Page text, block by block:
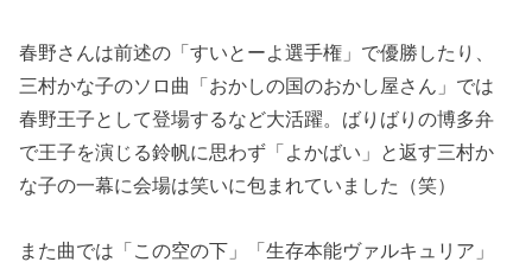
春野さんは前述の「すいとーよ選手権」で優勝したり、
三村かな子のソロ曲「おかしの国のおかし屋さん」では
春野王子として登場するなど大活躍。ばりばりの博多弁
で王子を演じる鈴帆に思わず「よかばい」と返す三村か
な子の一幕に会場は笑いに包まれていました（笑）
また曲では「この空の下」「生存本能ヴァルキュリア」